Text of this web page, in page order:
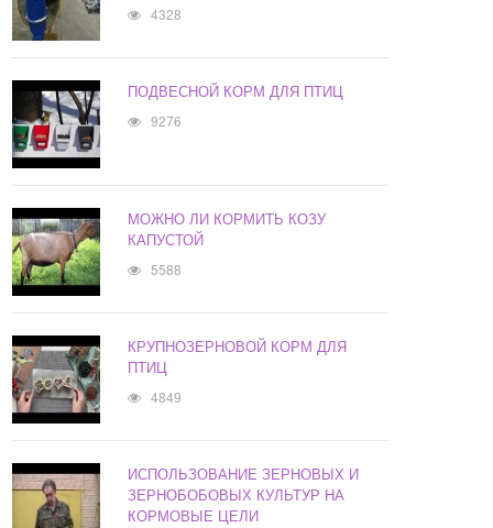
4328
ПОДВЕСНОЙ КОРМ ДЛЯ ПТИЦ
9276
МОЖНО ЛИ КОРМИТЬ КОЗУ
КАПУСТОЙ
5588
КРУПНОЗЕРНОВОЙ КОРМ ДЛЯ
ПТИЦ
4849
ИСПОЛЬЗОВАНИЕ ЗЕРНОВЫХ И
ЗЕРНОБОБОВЫХ КУЛЬТУР НА
КОРМОВЫЕ ЦЕЛИ